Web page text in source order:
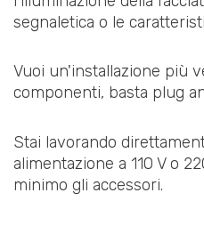
segnaletica o le
Vuoi un'installazione più
componenti, basta plug
Stai lavorando
alimentazione a 110 V o
minimo gli accessori.